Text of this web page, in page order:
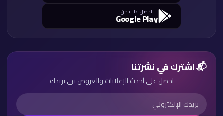
احصل عليه من
Google Play
📬 اشترك في نشرتنا
احصل على أحدث الإعلانات والعروض في بريدك